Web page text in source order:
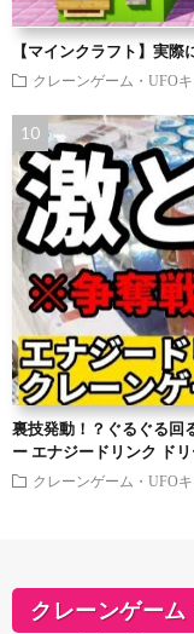
【マインクラフト】実
クレーンゲーム・UFO
裏技発動！？ぐるぐる回
ー エナジードリンク ド
クレーンゲーム・UFO
クレーンゲー